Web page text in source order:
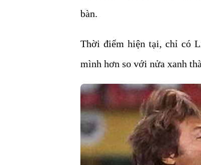
bàn.
Thời điểm hiện tại, chỉ có
mình hơn so với nửa xanh